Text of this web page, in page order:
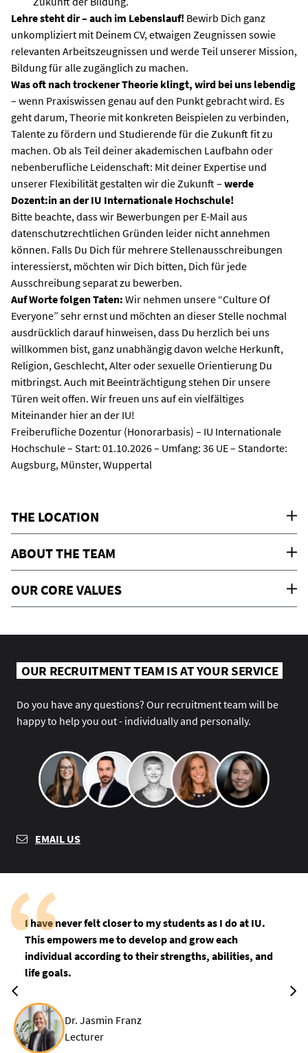
Lehre steht dir – auch im Lebenslauf! Bewirb Dich ganz
unkompliziert mit Deinem CV, etwaigen Zeugnissen sowie
relevanten Arbeitszeugnissen und werde Teil unserer Mission,
Bildung für alle zugänglich zu machen.
Was oft nach trockener Theorie klingt, wird bei uns lebendig
– wenn Praxiswissen genau auf den Punkt gebracht wird. Es
geht darum, Theorie mit konkreten Beispielen zu verbinden,
Talente zu fördern und Studierende für die Zukunft fit zu
machen. Ob als Teil deiner akademischen Laufbahn oder
nebenberufliche Leidenschaft: Mit deiner Expertise und
unserer Flexibilität gestalten wir die Zukunft – werde
Dozent:in an der IU Internationale Hochschule!
Bitte beachte, dass wir Bewerbungen per E-Mail aus
datenschutzrechtlichen Gründen leider nicht annehmen
können. Falls Du Dich für mehrere Stellenausschreibungen
interessierst, möchten wir Dich bitten, Dich für jede
Ausschreibung separat zu bewerben.
Auf Worte folgen Taten: Wir nehmen unsere “Culture Of
Everyone” sehr ernst und möchten an dieser Stelle nochmal
ausdrücklich darauf hinweisen, dass Du herzlich bei uns
willkommen bist, ganz unabhängig davon welche Herkunft,
Religion, Geschlecht, Alter oder sexuelle Orientierung Du
mitbringst. Auch mit Beeinträchtigung stehen Dir unsere
Türen weit offen. Wir freuen uns auf ein vielfältiges
Miteinander hier an der IU!
Freiberufliche Dozentur (Honorarbasis) – IU Internationale
Hochschule – Start: 01.10.2026 – Umfang: 36 UE – Standorte:
Augsburg, Münster, Wuppertal
OUR RECRUITMENT TEAM IS AT YOUR SERVICE
Do you have any questions? Our recruitment team will be
happy to help you out - individually and personally.
EMAIL US
I have never felt closer to my students as I do at IU.
This empowers me to develop and grow each
individual according to their strengths, abilities, and
life goals.
Dr. Jasmin Franz
Lecturer
THE LOCATION
ABOUT THE TEAM
OUR CORE VALUES